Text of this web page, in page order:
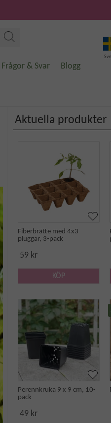
Frågor & Svar Blogg
Aktuella produkter
Fiberbrätte med 4x3
pluggar, 3-pack
59 kr
KÖP
Perennkruka 9 x 9 cm, 10-
pack
49 kr